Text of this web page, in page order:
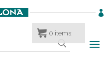

0 items: